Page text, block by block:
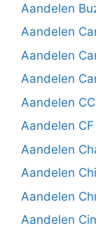
Aandelen
Aandelen
Aandelen
Aandelen
Aandelen
Aandelen
Aandelen
Aandelen
Aandelen
Aandelen